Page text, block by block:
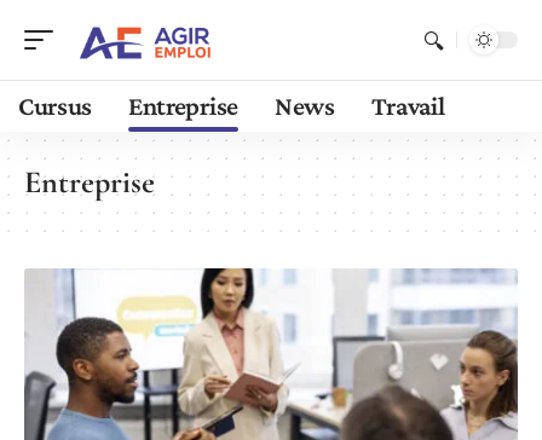
Cursus Entreprise News Travail
Entreprise